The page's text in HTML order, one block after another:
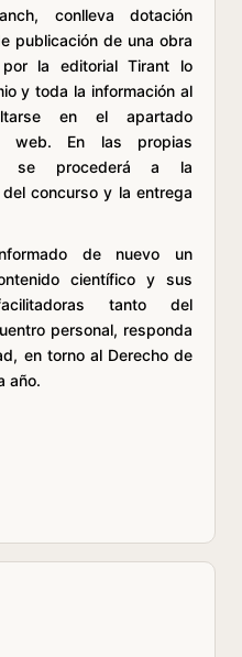
conlleva dotación
publicación de una obra
la editorial Tirant lo
y toda la información al
en el apartado
web. En las propias
se procederá a la
concurso y la entrega
de nuevo un
científico y sus
tanto del
personal, responda
en torno al Derecho de
año.